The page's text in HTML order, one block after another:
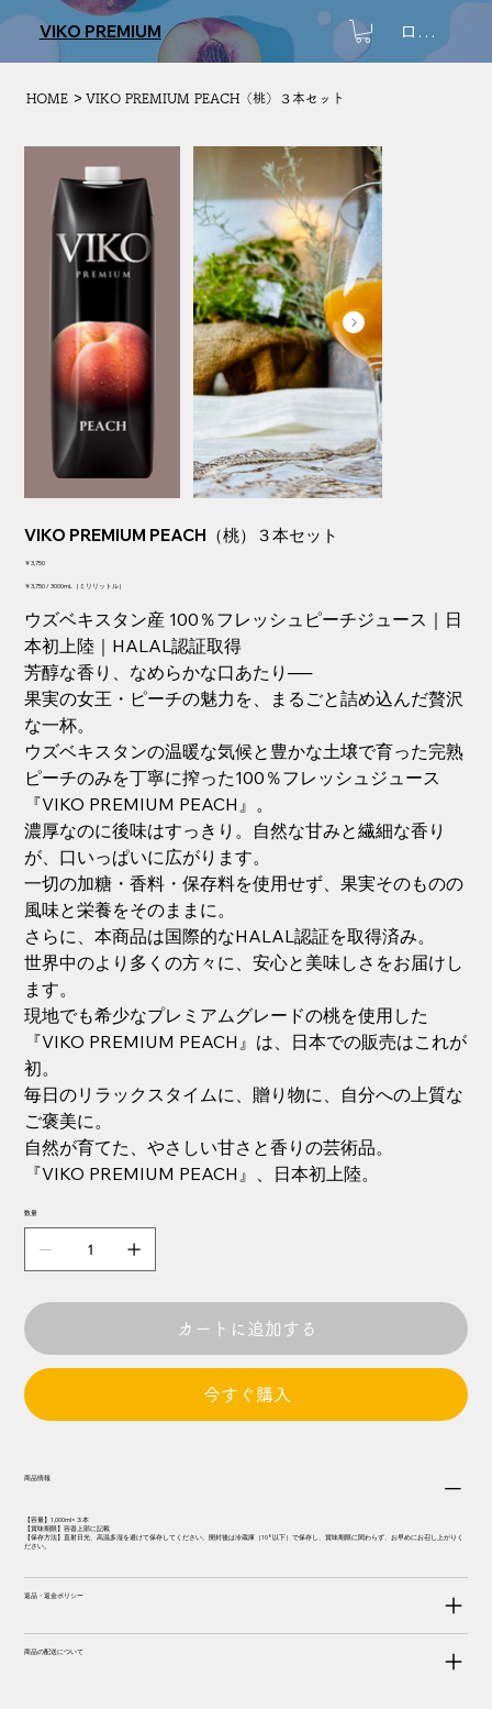
VIKO PREMIUM ログイン
HOME > VIKO PREMIUM PEACH（桃）３本セット
VIKO PREMIUM PEACH（桃）３本セット
価
￥3,750
￥3,750
3000
mL
￥3,750 / 3000mL（ミリリットル）
ウズベキスタン産 100％フレッシュピーチジュース｜日
本初上陸｜HALAL認証取得
芳醇な香り、なめらかな口あたり──
果実の女王・ピーチの魅力を、まるごと詰め込んだ贅沢
な一杯。
ウズベキスタンの温暖な気候と豊かな土壌で育った完熟
ピーチのみを丁寧に搾った100％フレッシュジュース
『VIKO PREMIUM PEACH』。
濃厚なのに後味はすっきり。自然な甘みと繊細な香り
が、口いっぱいに広がります。
一切の加糖・香料・保存料を使用せず、果実そのものの
風味と栄養をそのままに。
さらに、本商品は国際的なHALAL認証を取得済み。
世界中のより多くの方々に、安心と美味しさをお届けし
ます。
現地でも希少なプレミアムグレードの桃を使用した
『VIKO PREMIUM PEACH』は、日本での販売はこれが
初。
毎日のリラックスタイムに、贈り物に、自分への上質な
ご褒美に。
自然が育てた、やさしい甘さと香りの芸術品。
『VIKO PREMIUM PEACH』、日本初上陸。
数量
カートに追加する
今すぐ購入
商品情報
【容量】1,000ml×３本
【賞味期限】容器上部に記載
【保存方法】直射日光、高温多湿を避けて保存してください。開封後は冷蔵庫（10°以下）で保存し、賞味期限に関わらず、お早めにお召し上がりく
ださい。
返品・返金ポリシー
商品の配送について